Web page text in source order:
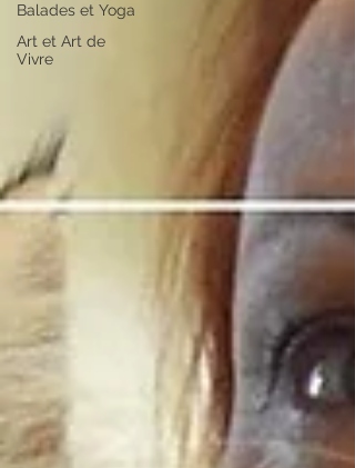
Balades et Yoga
Art et Art de
Vivre